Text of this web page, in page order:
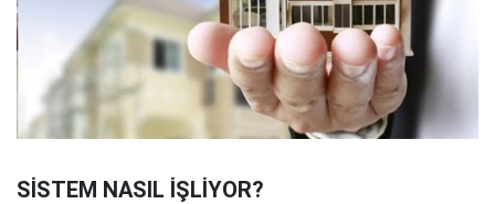
SİSTEM NASIL İŞLİYOR?